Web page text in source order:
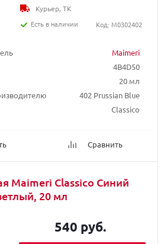
Maimeri
4B4D50
20 мл
402 Prussian Blue
Classico
Сравнить
Курьер, ТК
Есть в наличии
Код: M0302402
Maimeri Classico Синий
20 мл
540 руб.